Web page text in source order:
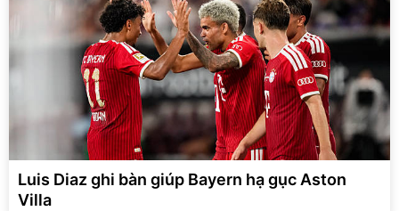
Luis Diaz ghi bàn giúp Bayern hạ gục Aston
Villa